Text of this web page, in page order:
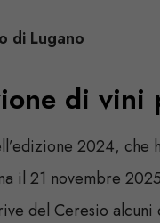
di Lugano
di
2024,
il 21 novembre
del Ceresio